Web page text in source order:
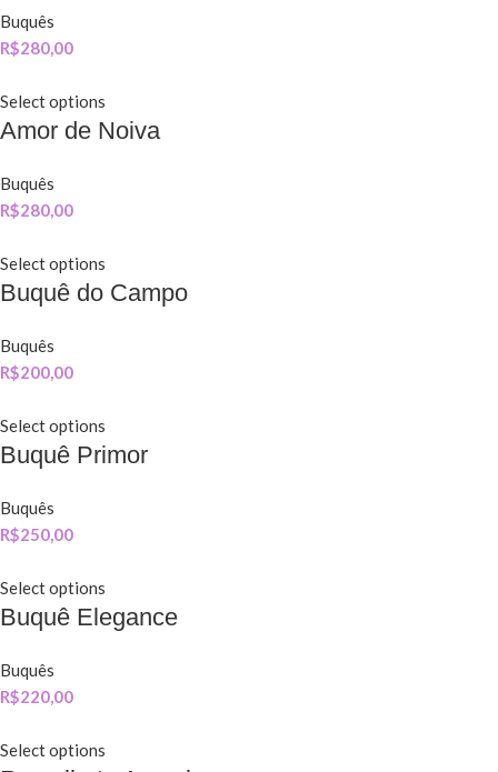
Buquês
R$280,00
Select options
Amor de Noiva
Buquês
R$280,00
Select options
Buquê do Campo
Buquês
R$200,00
Select options
Buquê Primor
Buquês
R$250,00
Select options
Buquê Elegance
Buquês
R$220,00
Select options